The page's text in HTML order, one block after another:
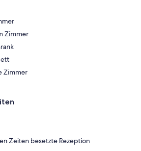
Zimmer
Zimmer
Zeiten besetzte Rezeption